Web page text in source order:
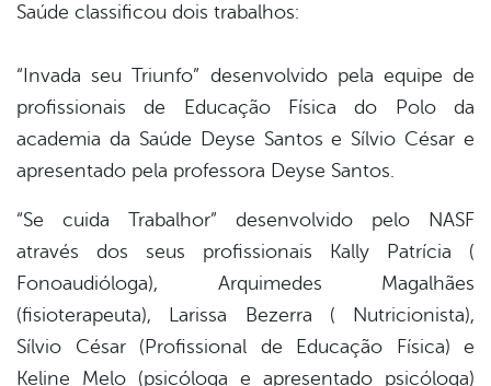
Saúde classificou dois trabalhos:
“Invada seu Triunfo” desenvolvido pela equipe de
profissionais de Educação Física do Polo da
academia da Saúde Deyse Santos e Sílvio César e
apresentado pela professora Deyse Santos.
“Se cuida Trabalhor” desenvolvido pelo NASF
através dos seus profissionais Kally Patrícia (
Fonoaudióloga), Arquimedes Magalhães
(fisioterapeuta), Larissa Bezerra ( Nutricionista),
Sílvio César (Profissional de Educação Física) e
Keline Melo (psicóloga e apresentado psicóloga)